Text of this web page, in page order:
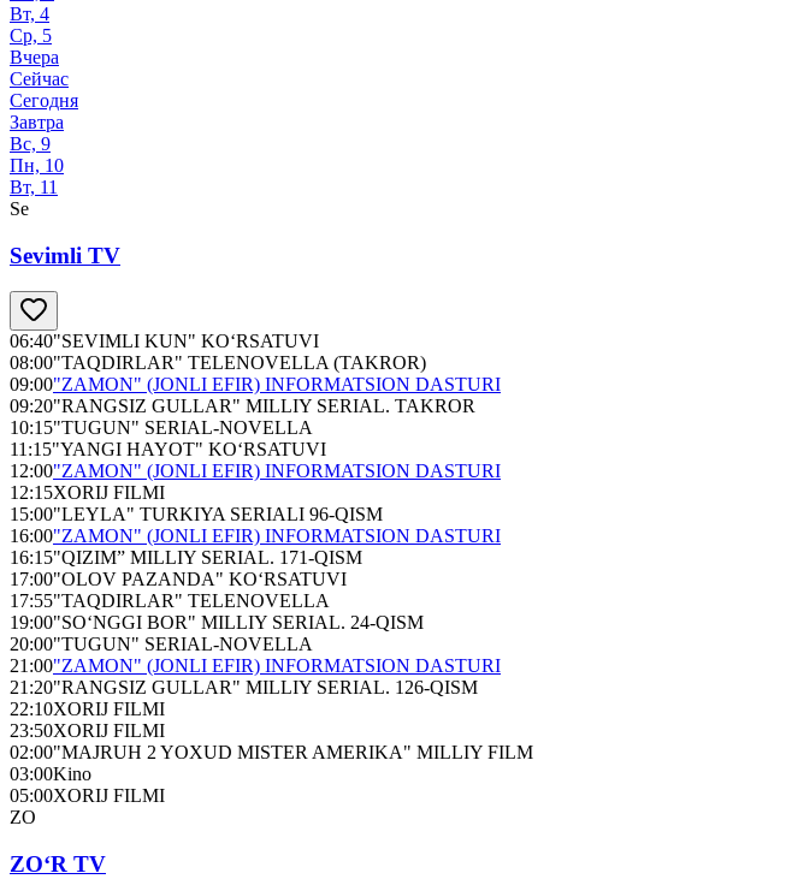
Вт, 4
Ср, 5
Вчера
Сейчас
Сегодня
Завтра
Вс, 9
Пн, 10
Вт, 11
Se
Sevimli TV
06:40"SEVIMLI KUN" KO‘RSATUVI
08:00"TAQDIRLAR" TELENOVELLA (TAKROR)
09:00"ZAMON" (JONLI EFIR) INFORMATSION DASTURI
09:20"RANGSIZ GULLAR" MILLIY SERIAL. TAKROR
10:15"TUGUN" SERIAL-NOVELLA
11:15"YANGI HAYOT" KO‘RSATUVI
12:00"ZAMON" (JONLI EFIR) INFORMATSION DASTURI
12:15XORIJ FILMI
15:00"LEYLA" TURKIYA SERIALI 96-QISM
16:00"ZAMON" (JONLI EFIR) INFORMATSION DASTURI
16:15"QIZIM” MILLIY SERIAL. 171-QISM
17:00"OLOV PAZANDA" KO‘RSATUVI
17:55"TAQDIRLAR" TELENOVELLA
19:00"SO‘NGGI BOR" MILLIY SERIAL. 24-QISM
20:00"TUGUN" SERIAL-NOVELLA
21:00"ZAMON" (JONLI EFIR) INFORMATSION DASTURI
21:20"RANGSIZ GULLAR" MILLIY SERIAL. 126-QISM
22:10XORIJ FILMI
23:50XORIJ FILMI
02:00"MAJRUH 2 YOXUD MISTER AMERIKA" MILLIY FILM
03:00Kino
05:00XORIJ FILMI
ZO
ZO‘R TV